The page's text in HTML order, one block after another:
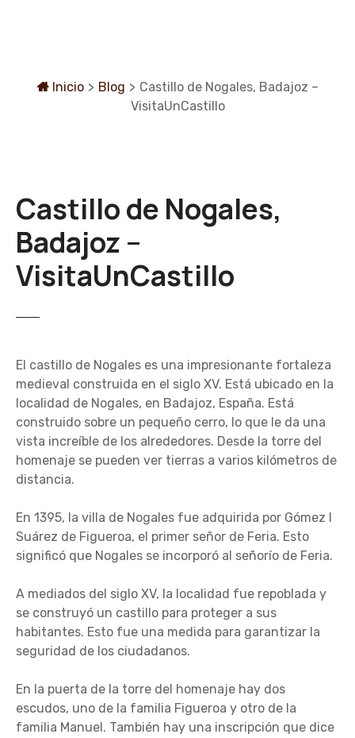
Inicio > Blog > Castillo de Nogales, Badajoz –
VisitaUnCastillo
Castillo de Nogales,
Badajoz –
VisitaUnCastillo
El castillo de Nogales es una impresionante fortaleza
medieval construida en el siglo XV. Está ubicado en la
localidad de Nogales, en Badajoz, España. Está
construido sobre un pequeño cerro, lo que le da una
vista increíble de los alrededores. Desde la torre del
homenaje se pueden ver tierras a varios kilómetros de
distancia.
En 1395, la villa de Nogales fue adquirida por Gómez I
Suárez de Figueroa, el primer señor de Feria. Esto
significó que Nogales se incorporó al señorío de Feria.
A mediados del siglo XV, la localidad fue repoblada y
se construyó un castillo para proteger a sus
habitantes. Esto fue una medida para garantizar la
seguridad de los ciudadanos.
En la puerta de la torre del homenaje hay dos
escudos, uno de la familia Figueroa y otro de la
familia Manuel. También hay una inscripción que dice